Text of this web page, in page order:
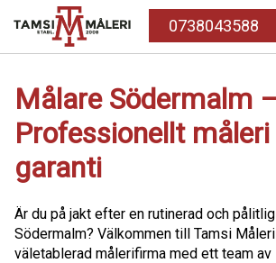
0738043588
Målare Södermalm
Professionellt måleri
garanti
Är du på jakt efter en rutinerad och
Södermalm? Välkommen till Tamsi
väletablerad målerifirma med ett team